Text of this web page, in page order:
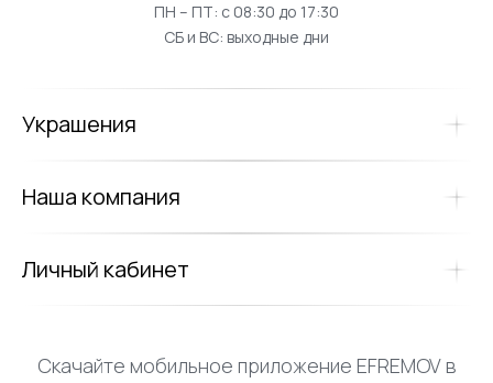
ПН – ПТ: с 08:30 до 17:30
СБ и ВС: выходные дни
Украшения
Наша компания
Личный кабинет
Скачайте мобильное приложение EFREMOV в